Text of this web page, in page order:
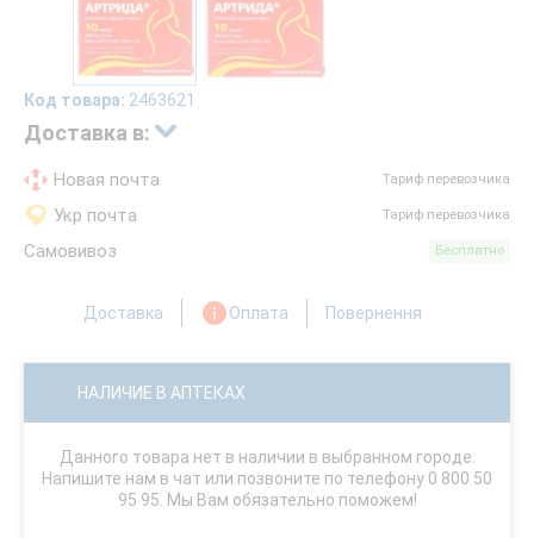
Код товара: 2463621
Доставка в:
Новая почта Тариф перевозчика
Укр почта Тариф перевозчика
Самовивоз Бесплатно
Доставка Оплата Повернення
НАЛИЧИЕ В АПТЕКАХ
Данного товара нет в наличии в выбранном городе.
Напишите нам в чат или позвоните по телефону 0 800 50
95 95. Мы Вам обязательно поможем!